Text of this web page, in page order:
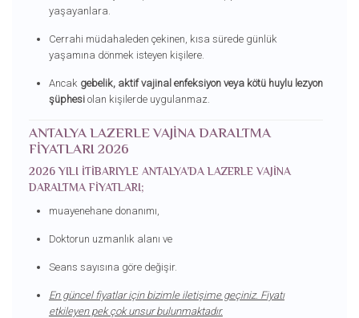
yaşayanlara.
Cerrahi müdahaleden çekinen, kısa sürede günlük
yaşamına dönmek isteyen kişilere.
Ancak gebelik, aktif vajinal enfeksiyon veya kötü huylu lezyon
şüphesiolan kişilerde uygulanmaz.
ANTALYA LAZERLE VAJINA DARALTMA
FIYATLARI 2026
2026 YILI ITIBARIYLE ANTALYA’DA LAZERLE VAJINA
DARALTMA FIYATLARI;
muayenehane donanımı,
Doktorun uzmanlık alanı ve
Seans sayısına göre değişir.
En güncel fiyatlar için bizimle iletişime geçiniz. Fiyatı
etkileyen pek çok unsur bulunmaktadır.